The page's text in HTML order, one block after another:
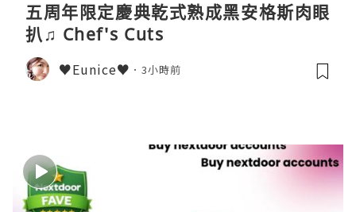
五周年限定慶典乾式熟成黑安格斯肉眼
扒♫ Chef's Cuts
♥Eunice♥ 3小時前